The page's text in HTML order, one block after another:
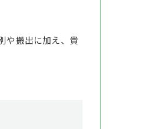
や搬出に加え、貴